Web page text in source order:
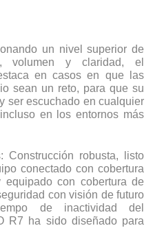
un nivel superior de
volumen y claridad, el
en casos en que las
sean un reto, para que su
ser escuchado en cualquier
en los entornos más
Construcción robusta, listo
conectado con cobertura
con cobertura de
con visión de futuro
de inactividad del
R7 ha sido diseñado para